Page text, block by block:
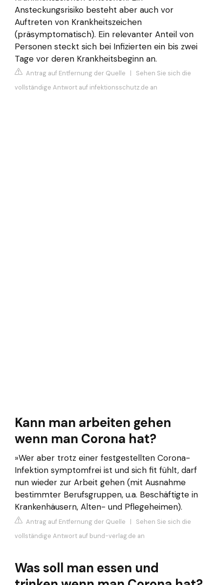
Ansteckungsrisiko besteht aber auch vor
Auftreten von Krankheitszeichen
(präsymptomatisch). Ein relevanter Anteil von
Personen steckt sich bei Infizierten ein bis zwei
Tage vor deren Krankheitsbeginn an.
Antrag auf Entfernung der Quelle | Sehen Sie sich die
vollständige Antwort auf infektionsschutz.de an
Kann man arbeiten gehen
wenn man Corona hat?
»Wer aber trotz einer festgestellten Corona-
Infektion symptomfrei ist und sich fit fühlt, darf
nun wieder zur Arbeit gehen (mit Ausnahme
bestimmter Berufsgruppen, u.a. Beschäftigte in
Krankenhäusern, Alten- und Pflegeheimen).
Antrag auf Entfernung der Quelle | Sehen Sie sich die
vollständige Antwort auf bund-verlag.de an
Was soll man essen und